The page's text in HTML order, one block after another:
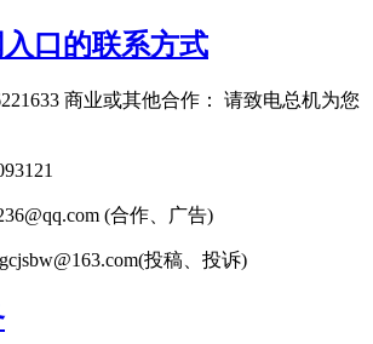
口的联系方式
商业或其他合作： 请致电总机为您
(合作、广告)
(投稿、投诉)